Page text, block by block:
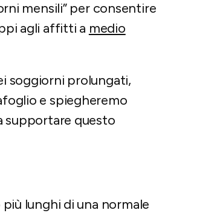
mensili” per consentire
agli affitti a medio
soggiorni prolungati,
e spiegheremo
supportare questo
lunghi di una normale